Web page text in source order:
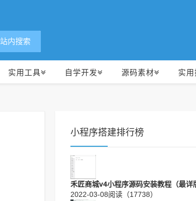
站内搜索
实用工具 自学开发 源码素材 实
小程序搭建排行榜
禾匠商城v4小程序源码安装教程（最详
2022-03-08阅读（17738）